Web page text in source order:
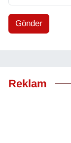
Gönder
Reklam